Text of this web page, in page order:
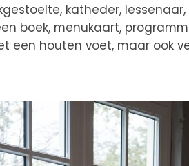
katheder,
boek, menukaart,
een houten voet, maar ook